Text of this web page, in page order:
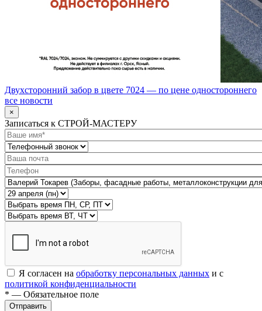
Двухсторонний забор в цвете 7024 — по цене одностороннего
все новости
×
Записаться к СТРОЙ-МАСТЕРУ
Я согласен на обработку персональных данных и с
политикой конфиденциальности
* — Обязательное поле
Отправить